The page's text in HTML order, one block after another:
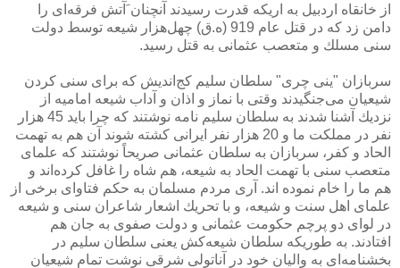
از خانقاه اردبیل به اریكه قدرت رسیدند آنچنان َآتش فرقه‌ای را
دامن زد كه در قتل عام 919 (ه.ق) چهل‌هزار شیعه توسط دولت
سنی مسلك و متعصب عثمانی به قتل رسید.
سربازان "ینی چری" سلطان سلیم كج‌اندیش كه برای سنی كردن
شیعیان می‌جنگیدند وقتی با نماز و اذان و آداب شیعه امامیه از
نزدیك آشنا شدند به سلطان سلیم نامه نوشتند كه چرا باید 45 هزار
نفر در مملكت ما و 20 هزار نفر ایرانی كشته شوند آن هم به تهمت
الحاد و كفر، سربازان به سلطان عثمانی صریحاً نوشتند كه علمای
متعصب سنی با تهمت الحاد به شیعه، هم شاه را غافل كرده‌اند و
هم ما را خام نموده اند. آری مردم مسلمان به حكم فتاوای برخی از
علمای اهل سنت و شیعه، و با تحریك اشعار شاعران سنی و شیعه
در لوای دو پرچم حكومت عثمانی و دولت صفوی به جان هم
افتادند. به طوریكه سلطان شیعه‌كش یعنی سلطان سلیم در
بخشنامه‌ای به والیان خود در آناتولی شرقی نوشت تمام شیعیان